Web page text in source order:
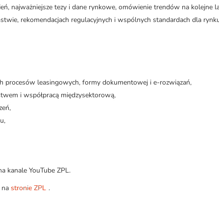
najważniejsze tezy i dane rynkowe, omówienie trendów na kolejne
rekomendacjach regulacyjnych i wspólnych standardach dla
procesów leasingowych, formy dokumentowej i e-rozwiązań,
i współpracą międzysektorową,
kanale YouTube ZPL.
stronie ZPL .